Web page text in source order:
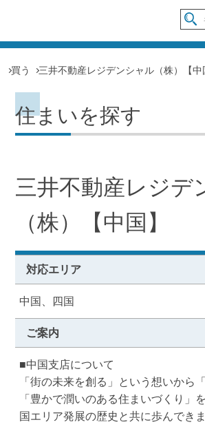
買う 三井不動産レジデンシャル（株）【中
住まいを探す
三井不動産レジデ
（株）【中国】
対応エリア
中国、四国
ご案内
■中国支店について
「街の未来を創る」という想いから
「豊かで潤いのある住まいづくり」
国エリア発展の歴史と共に歩んできま